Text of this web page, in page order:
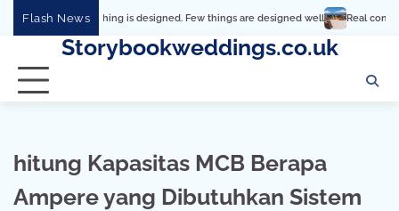
Flash News
is designed. Few things are designed well Real comfort, visual and
Storybookweddings.co.uk
hitung Kapasitas MCB Berapa
Ampere yang Dibutuhkan Sistem